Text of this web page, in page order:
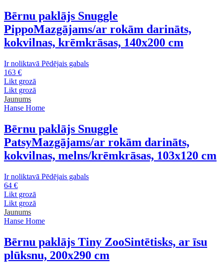
Bērnu paklājs Snuggle
PippoMazgājams/ar rokām darināts,
kokvilnas, krēmkrāsas, 140x200 cm
Ir noliktavā Pēdējais gabals
163 €
Likt grozā
Likt grozā
Jaunums
Hanse Home
Bērnu paklājs Snuggle
PatsyMazgājams/ar rokām darināts,
kokvilnas, melns/krēmkrāsas, 103x120 cm
Ir noliktavā Pēdējais gabals
64 €
Likt grozā
Likt grozā
Jaunums
Hanse Home
Bērnu paklājs Tiny ZooSintētisks, ar īsu
plūksnu, 200x290 cm